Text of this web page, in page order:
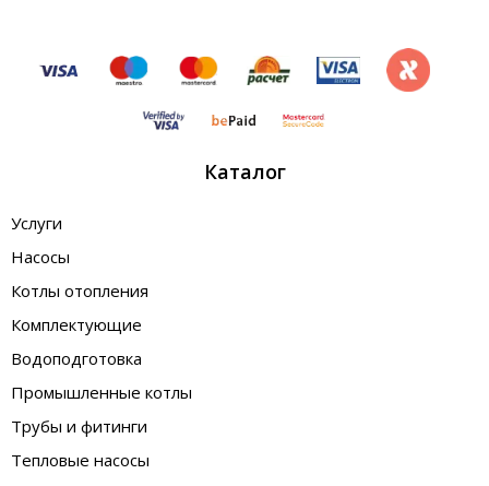
Каталог
Услуги
Насосы
Котлы отопления
Комплектующие
Водоподготовка
Промышленные котлы
Трубы и фитинги
Тепловые насосы